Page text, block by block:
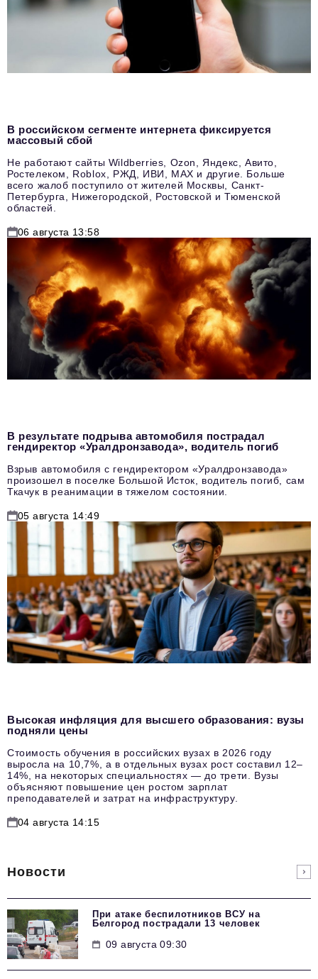
В российском сегменте интернета фиксируется
массовый сбой
Не работают сайты Wildberries, Ozon, Яндекс, Авито,
Ростелеком, Roblox, РЖД, ИВИ, MAX и другие. Больше
всего жалоб поступило от жителей Москвы, Санкт-
Петербурга, Нижегородской, Ростовской и Тюменской
областей.
06 августа 13:58
В результате подрыва автомобиля пострадал
гендиректор «Уралдронзавода», водитель погиб
Взрыв автомобиля с гендиректором «Уралдронзавода»
произошел в поселке Большой Исток, водитель погиб, сам
Ткачук в реанимации в тяжелом состоянии.
05 августа 14:49
Высокая инфляция для высшего образования: вузы
подняли цены
Стоимость обучения в российских вузах в 2026 году
выросла на 10,7%, а в отдельных вузах рост составил 12–
14%, на некоторых специальностях — до трети. Вузы
объясняют повышение цен ростом зарплат
преподавателей и затрат на инфраструктуру.
04 августа 14:15
Новости
При атаке беспилотников ВСУ на
Белгород пострадали 13 человек
09 августа 09:30